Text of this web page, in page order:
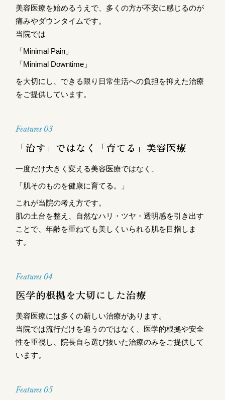
美容医療を始めるうえで、多くの方が不安に感じるのが
痛みやダウンタイムです。
当院では
「Minimal Pain」
「Minimal Downtime」
を大切にし、できる限り日常生活への負担を抑えた治療
をご提供しています。
Features 03
「治す」ではなく「育てる」美容医療
一度だけ大きく変える美容医療ではなく、
「肌そのものを健康に育てる。」
これが当院の考え方です。
肌の土台を整え、自然なハリ・ツヤ・透明感を引き出す
ことで、年齢を重ねても美しくいられる肌を目指しま
す。
Features 04
医学的根拠を大切にした治療
美容医療には多くの新しい治療があります。
当院では流行だけを追うのではなく、医学的根拠や安全
性を重視し、院長自ら選び抜いた治療のみをご提供して
います。
Features 05